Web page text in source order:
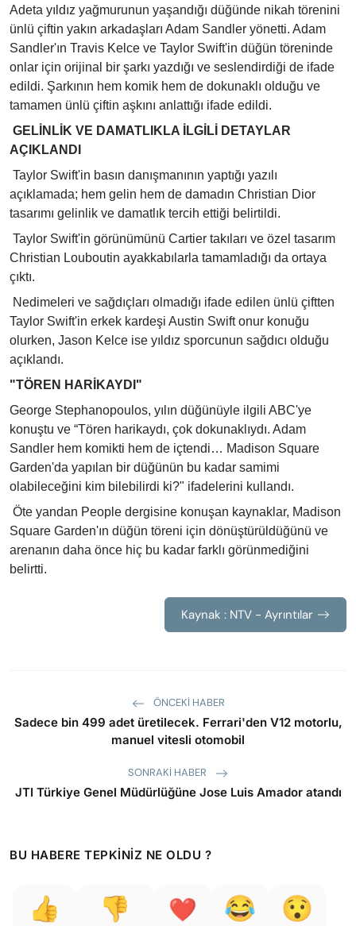
Adeta yıldız yağmurunun yaşandığı düğünde nikah törenini
ünlü çiftin yakın arkadaşları Adam Sandler yönetti. Adam
Sandler'ın Travis Kelce ve Taylor Swift'in düğün töreninde
onlar için orijinal bir şarkı yazdığı ve seslendirdiği de ifade
edildi. Şarkının hem komik hem de dokunaklı olduğu ve
tamamen ünlü çiftin aşkını anlattığı ifade edildi.
GELİNLİK VE DAMATLIKLA İLGİLİ DETAYLAR
AÇIKLANDI
Taylor Swift'in basın danışmanının yaptığı yazılı
açıklamada; hem gelin hem de damadın Christian Dior
tasarımı gelinlik ve damatlık tercih ettiği belirtildi.
Taylor Swift'in görünümünü Cartier takıları ve özel tasarım
Christian Louboutin ayakkabılarla tamamladığı da ortaya
çıktı.
Nedimeleri ve sağdıçları olmadığı ifade edilen ünlü çiftten
Taylor Swift'in erkek kardeşi Austin Swift onur konuğu
olurken, Jason Kelce ise yıldız sporcunun sağdıcı olduğu
açıklandı.
"TÖREN HARİKAYDI"
George Stephanopoulos, yılın düğünüyle ilgili ABC'ye
konuştu ve “Tören harikaydı, çok dokunaklıydı. Adam
Sandler hem komikti hem de içtendi… Madison Square
Garden'da yapılan bir düğünün bu kadar samimi
olabileceğini kim bilebilirdi ki?" ifadelerini kullandı.
Öte yandan People dergisine konuşan kaynaklar, Madison
Square Garden'ın düğün töreni için dönüştürüldüğünü ve
arenanın daha önce hiç bu kadar farklı görünmediğini
belirtti.
Kaynak : NTV - Ayrıntılar
ÖNCEKI HABER
Sadece bin 499 adet üretilecek. Ferrari'den V12 motorlu,
manuel vitesli otomobil
SONRAKI HABER
JTI Türkiye Genel Müdürlüğüne Jose Luis Amador atandı
BU HABERE TEPKINIZ NE OLDU ?